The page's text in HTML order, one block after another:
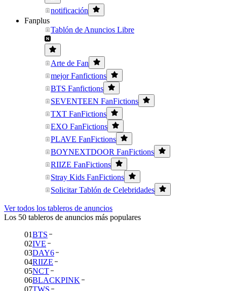
notificación
Fanplus
Tablón de Anuncios Libre
Arte de Fan
mejor Fanfictions
BTS Fanfictions
SEVENTEEN FanFictions
TXT FanFictions
EXO FanFictions
PLAVE FanFictions
BOYNEXTDOOR FanFictions
RIIZE FanFictions
Stray Kids FanFictions
Solicitar Tablón de Celebridades
Ver todos los tableros de anuncios
Los 50 tableros de anuncios más populares
01BTS
02IVE
03DAY6
04RIIZE
05NCT
06BLACKPINK
07TWS